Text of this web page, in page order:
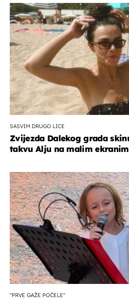
SASVIM DRUGO LICE
Zvijezda Dalekog grada
takvu Alju na malim
"PRVE GAŽE POČELE"